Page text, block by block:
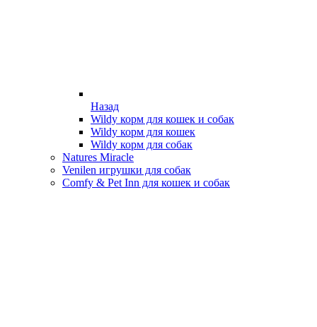
Назад
Wildy корм для кошек и собак
Wildy корм для кошек
Wildy корм для собак
Natures Miracle
Venilen игрушки для собак
Comfy & Pet Inn для кошек и собак